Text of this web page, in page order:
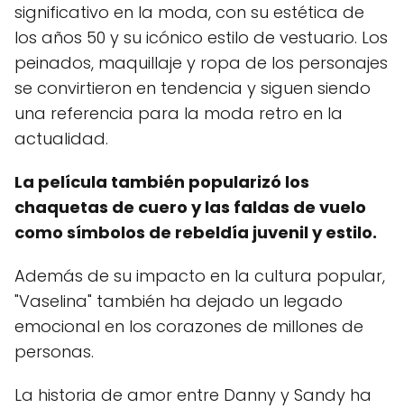
significativo en la moda, con su estética de
los años 50 y su icónico estilo de vestuario. Los
peinados, maquillaje y ropa de los personajes
se convirtieron en tendencia y siguen siendo
una referencia para la moda retro en la
actualidad.
La película también popularizó los
chaquetas de cuero y las faldas de vuelo
como símbolos de rebeldía juvenil y estilo.
Además de su impacto en la cultura popular,
"Vaselina" también ha dejado un legado
emocional en los corazones de millones de
personas.
La historia de amor entre Danny y Sandy ha